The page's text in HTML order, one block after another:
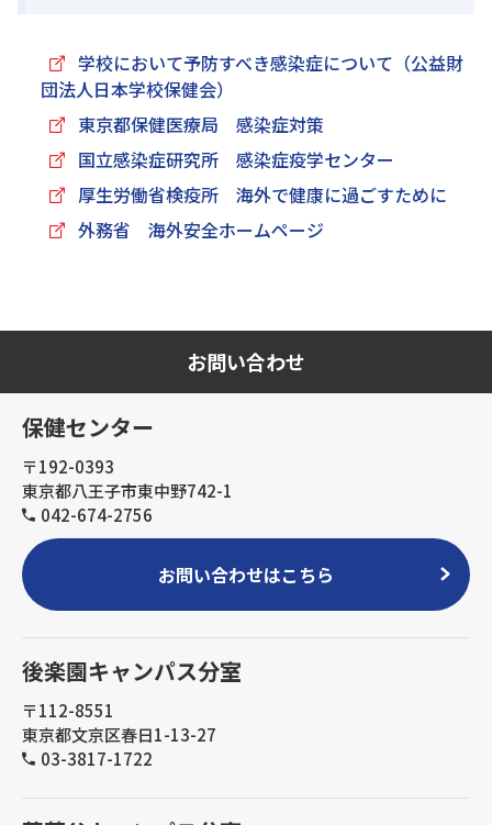
学校において予防すべき感染症について（公益財
団法人日本学校保健会）
東京都保健医療局 感染症対策
国立感染症研究所 感染症疫学センター
厚生労働省検疫所 海外で健康に過ごすために
外務省 海外安全ホームページ
お問い合わせ
保健センター
〒192-0393
東京都八王子市東中野742-1
042-674-2756
お問い合わせはこちら
後楽園キャンパス分室
〒112-8551
東京都文京区春日1-13-27
03-3817-1722